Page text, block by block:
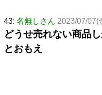
43: 名無しさん 2023/07/07(
どうせ売れない商品
とおもえ